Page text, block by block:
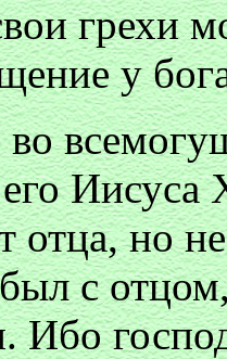
грехи
у
Иисуса
отца, но
с
Ибо